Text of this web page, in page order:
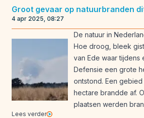
Groot gevaar op natuurbranden
4 apr 2025, 08:27
De natuur in
Hoe droog, bleek
van Ede waar tijdens
Defensie een grote
ontstond. Een
hectare brandde af.
plaatsen werden
Lees verder